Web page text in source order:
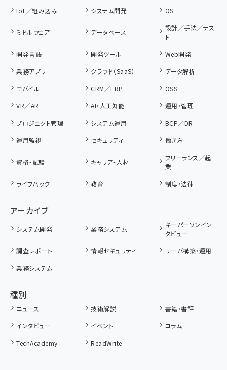
IoT／組み込み システム開発 OS
ミドルウェア データベース
設計／手法／テス
ト
開発言語
開発ツール
Web開発
業務アプリ
クラウド（SaaS）
データ解析
モバイル
CRM／ERP
OSS
VR／AR
AI・人工知能
運用・管理
プロジェクト管理
システム運用
BCP／DR
運用監視
セキュリティ 働き方
資格・試験 キャリア・人材
フリーランス／起
業
ライフハック
教育 制度・法律
アーカイブ
システム開発 業務システム
キーパーソンイン
タビュー
調査レポート
情報セキュリティ
サーバ構築・運用
業務システム
種別
ニュース 技術解説
書籍・書評
インタビュー
イベント
コラム
TechAcademy
ReadWrite